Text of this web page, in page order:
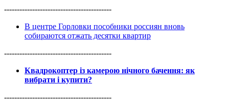
------------------------------------------
В центре Горловки пособники россиян вновь
собираются отжать десятки квартир
------------------------------------------
Квадрокоптер із камерою нічного бачення: як
вибрати і купити?
------------------------------------------